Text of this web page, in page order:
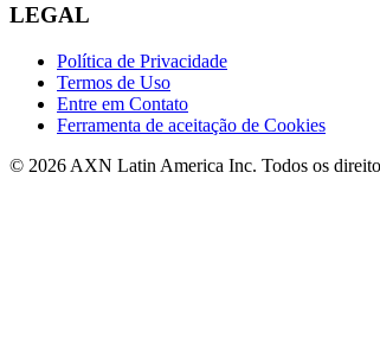
LEGAL
Política de Privacidade
Termos de Uso
Entre em Contato
Ferramenta de aceitação de Cookies
© 2026 AXN Latin America Inc. Todos os